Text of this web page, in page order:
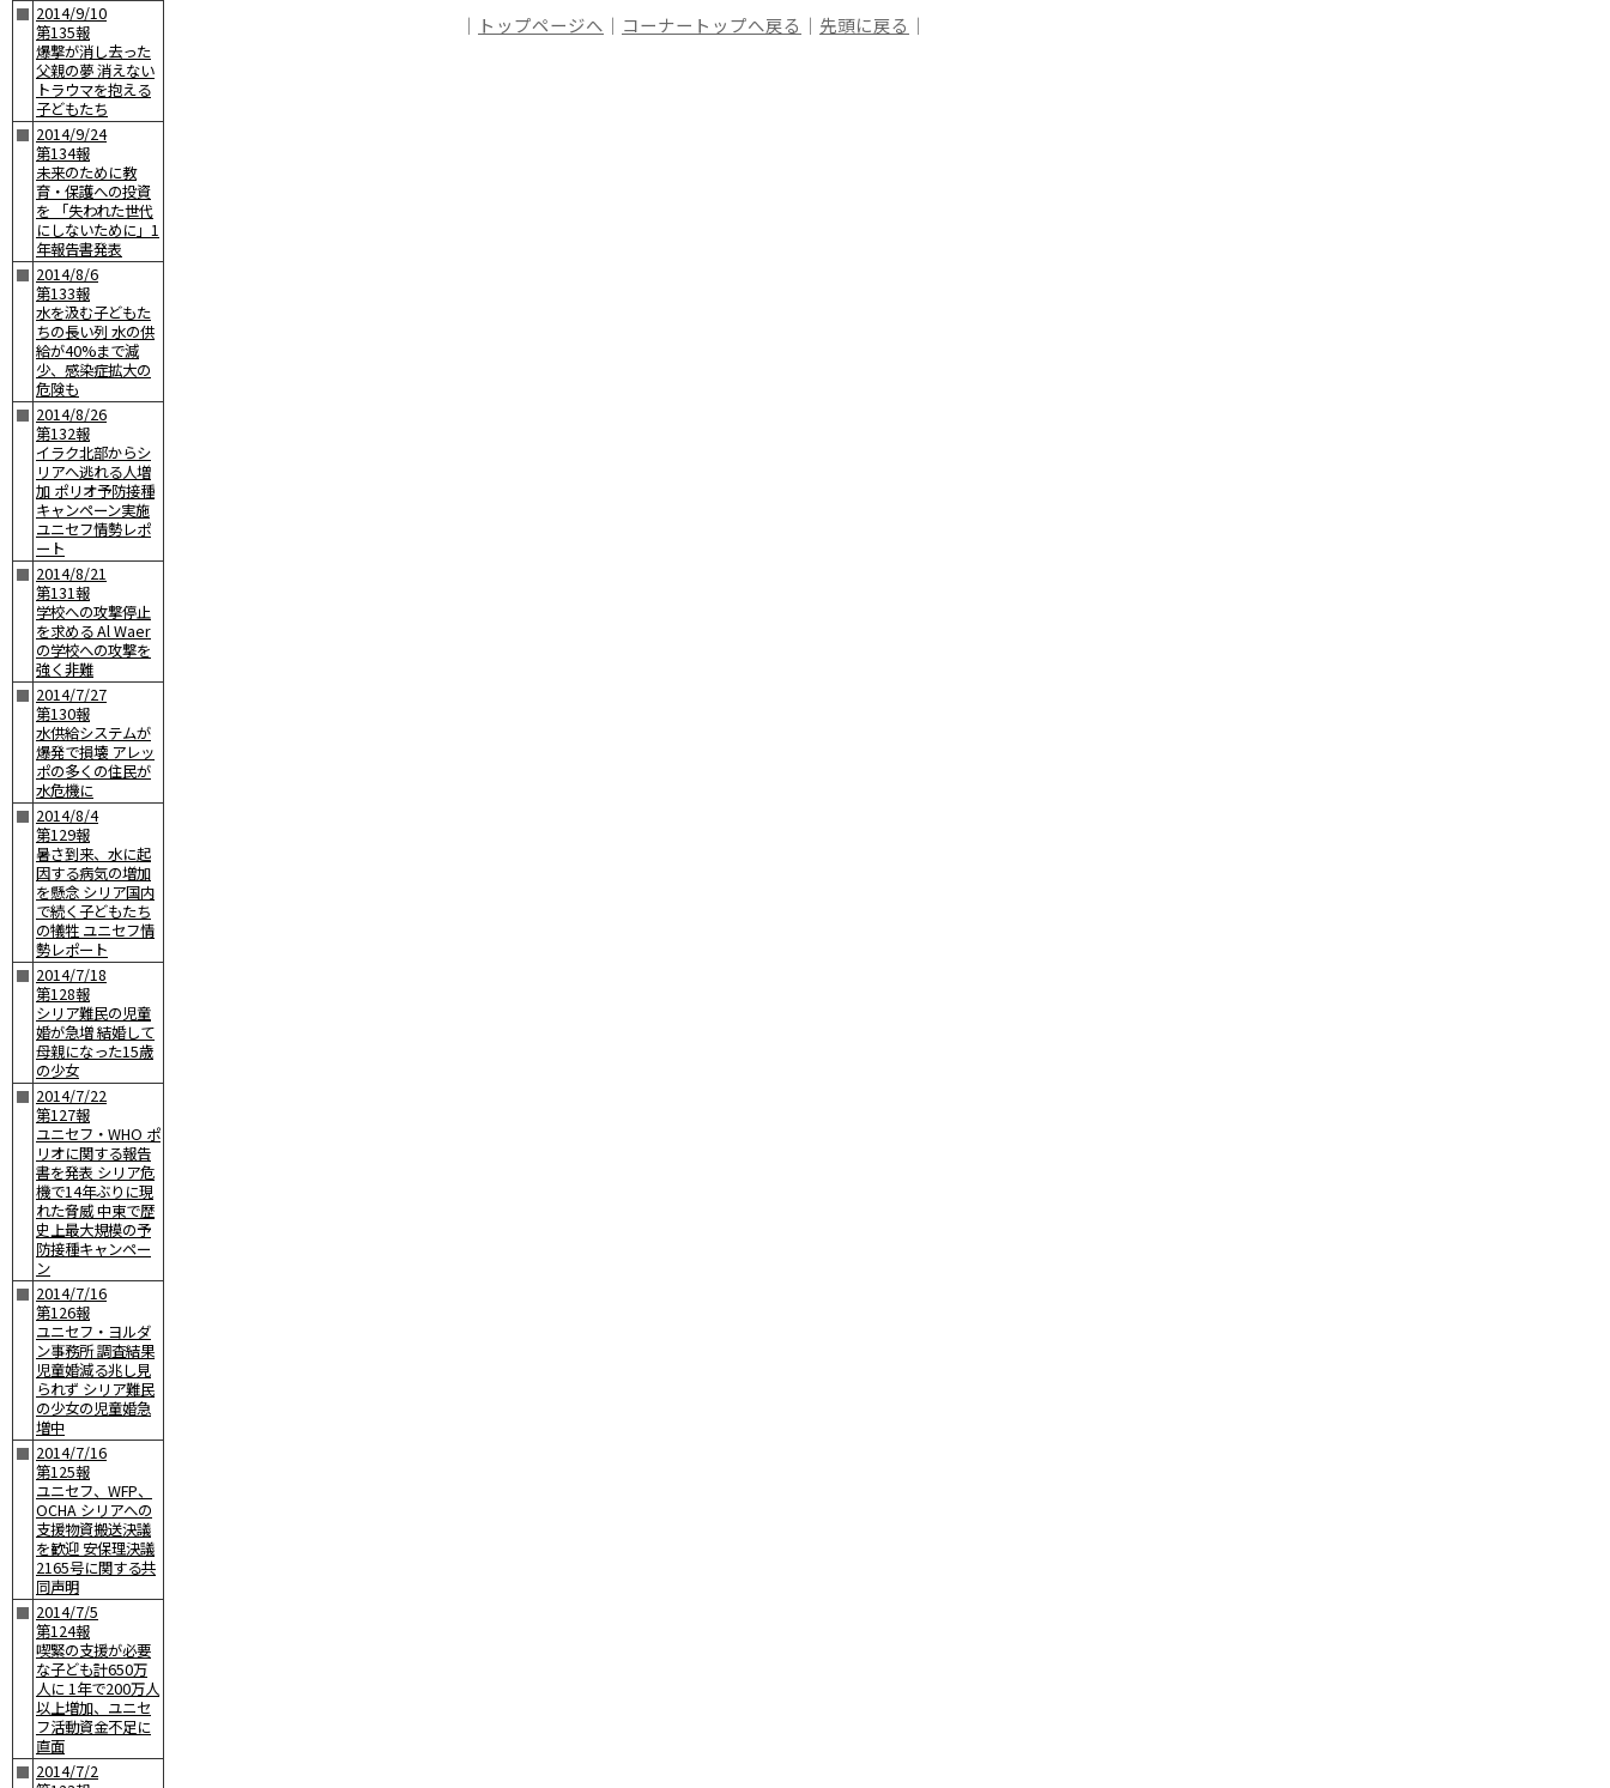
■ 2014/9/10
第135報
爆撃が消し去った
父親の夢 消えない
トラウマを抱える
子どもたち
■ 2014/9/24
第134報
未来のために教
育・保護への投資
を 「失われた世代
にしないために」1
年報告書発表
■ 2014/8/6
第133報
水を汲む子どもた
ちの長い列 水の供
給が40%まで減
少、感染症拡大の
危険も
■ 2014/8/26
第132報
イラク北部からシ
リアへ逃れる人増
加 ポリオ予防接種
キャンペーン実施
ユニセフ情勢レポ
ート
■ 2014/8/21
第131報
学校への攻撃停止
を求める Al Waer
の学校への攻撃を
強く非難
■ 2014/7/27
第130報
水供給システムが
爆発で損壊 アレッ
ポの多くの住民が
水危機に
■ 2014/8/4
第129報
暑さ到来、水に起
因する病気の増加
を懸念 シリア国内
で続く子どもたち
の犠牲 ユニセフ情
勢レポート
■ 2014/7/18
第128報
シリア難民の児童
婚が急増 結婚して
母親になった15歳
の少女
■ 2014/7/22
第127報
ユニセフ・WHO ポ
リオに関する報告
書を発表 シリア危
機で14年ぶりに現
れた脅威 中東で歴
史上最大規模の予
防接種キャンペー
ン
■ 2014/7/16
第126報
ユニセフ・ヨルダ
ン事務所 調査結果
児童婚減る兆し見
られず シリア難民
の少女の児童婚急
増中
■ 2014/7/16
第125報
ユニセフ、WFP、
OCHA シリアへの
支援物資搬送決議
を歓迎 安保理決議
2165号に関する共
同声明
■ 2014/7/5
第124報
喫緊の支援が必要
な子ども計650万
人に 1年で200万人
以上増加、ユニセ
フ活動資金不足に
直面
■ 2014/7/2
｜ トップページへ ｜ コーナートップへ戻る ｜ 先頭に戻る ｜